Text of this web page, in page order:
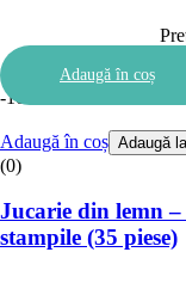
Adaugă în coș
-10%
Adaugă în coș Adaugă
(0)
Jucarie din lemn
stampile (35 piese)